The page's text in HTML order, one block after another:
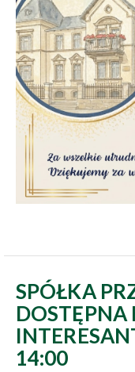
SPÓŁKA
DOSTĘPNA
14:00